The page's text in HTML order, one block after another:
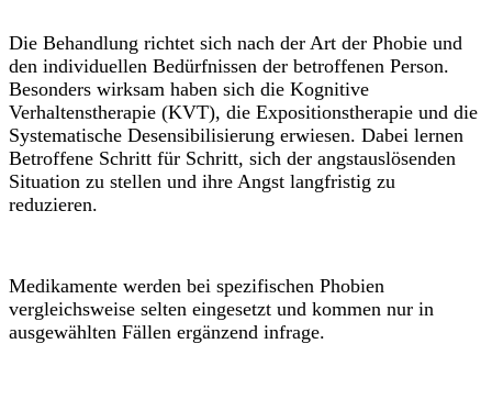
Die Behandlung richtet sich nach der Art der Phobie und
den individuellen Bedürfnissen der betroffenen Person.
Besonders wirksam haben sich die Kognitive
Verhaltenstherapie (KVT), die Expositionstherapie und die
Systematische Desensibilisierung erwiesen. Dabei lernen
Betroffene Schritt für Schritt, sich der angstauslösenden
Situation zu stellen und ihre Angst langfristig zu
reduzieren.
Medikamente werden bei spezifischen Phobien
vergleichsweise selten eingesetzt und kommen nur in
ausgewählten Fällen ergänzend infrage.